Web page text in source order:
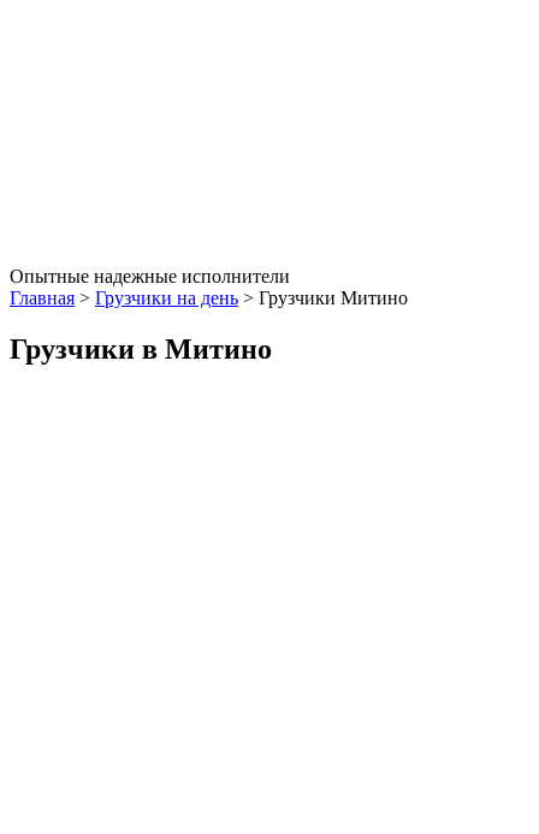
Опытные надежные исполнители
Главная > Грузчики на день > Грузчики Митино
Грузчики в Митино